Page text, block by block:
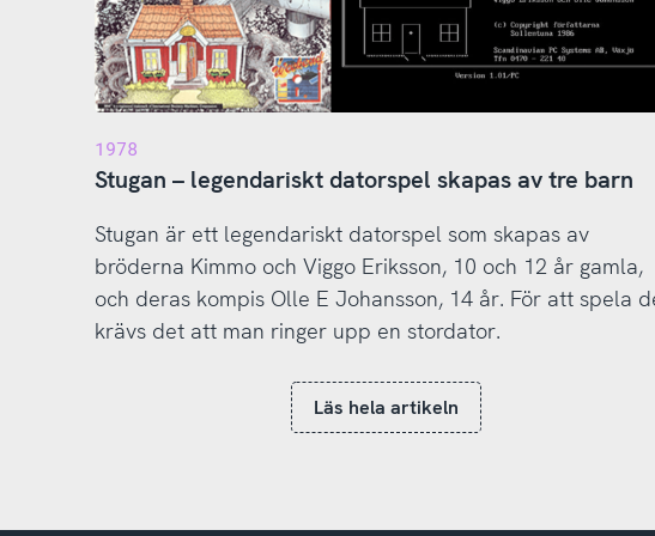
1978
Stugan – legendariskt datorspel skapas av tre barn
Stugan är ett legendariskt datorspel som skapas av
bröderna Kimmo och Viggo Eriksson, 10 och 12 år gamla,
och deras kompis Olle E Johansson, 14 år. För att spela
krävs det att man ringer upp en stordator.
Läs hela artikeln